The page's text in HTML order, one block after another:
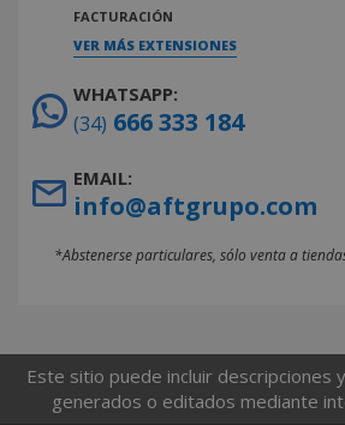
FACTURACIÓN
VER MÁS EXTENSIONES
WHATSAPP:
(34) 666 333 184
EMAIL:
info@aftgrupo.com
*Abstenerse particulares, sólo venta a
Este sitio puede incluir descripciones
generados o editados mediante